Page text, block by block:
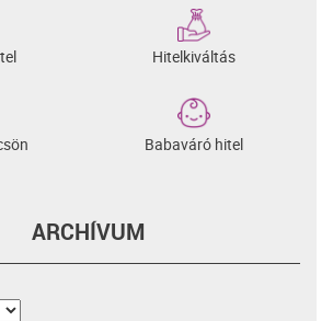
Hitelkiváltás
Babaváró hitel
ARCHÍVUM